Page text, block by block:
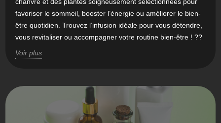
favoriser le sommeil, booster l’énergie ou améliorer le bien-
être quotidien. Trouvez l’infusion idéale pour vous détendre,
vous revitaliser ou accompagner votre routine bien-être ! ??
Voir plus